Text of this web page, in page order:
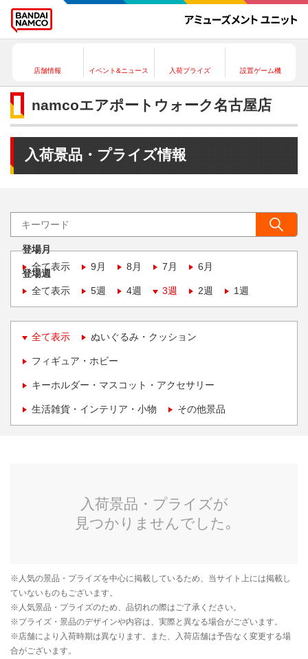
店舗情報 イベント&ニュース 入荷プライズ 設置ゲーム機
namcoエアポートウォーク名古屋店
入荷景品・プライズ情報
登場月
全て表示
9月 8月 7月 6月
登場週
全て表示
5週 4週 3週 2週 1週
全て表示 ぬいぐるみ・クッション
フィギュア・ホビー
キーホルダー・マスコット・アクセサリー
生活雑貨・インテリア・小物 その他景品